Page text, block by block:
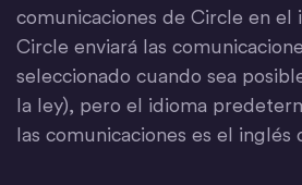
comunicaciones de Circle en el
Circle enviará las
seleccionado cuando sea
la ley), pero el idioma
las comunicaciones es el inglés